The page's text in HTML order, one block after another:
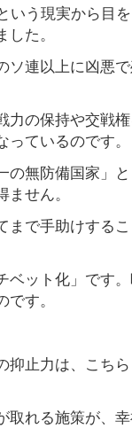
いう現実から目
た。
ソ連以上に凶悪
力の保持や交戦
ているのです。
の無防備国家」
せん。
まで手助けするこ
ベット化」です
す。
抑止力は、こち
取れる施策が、